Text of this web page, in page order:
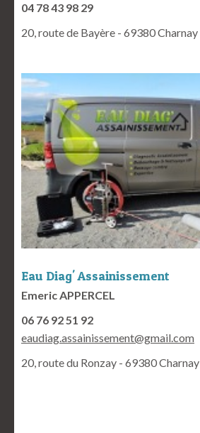
04 78 43 98 29
20, route de Bayère - 69380 Charnay
Eau Diag' Assainissement
Emeric APPERCEL
06 76 92 51 92
eaudiag.assainissement@gmail.com
20, route du Ronzay - 69380 Charnay